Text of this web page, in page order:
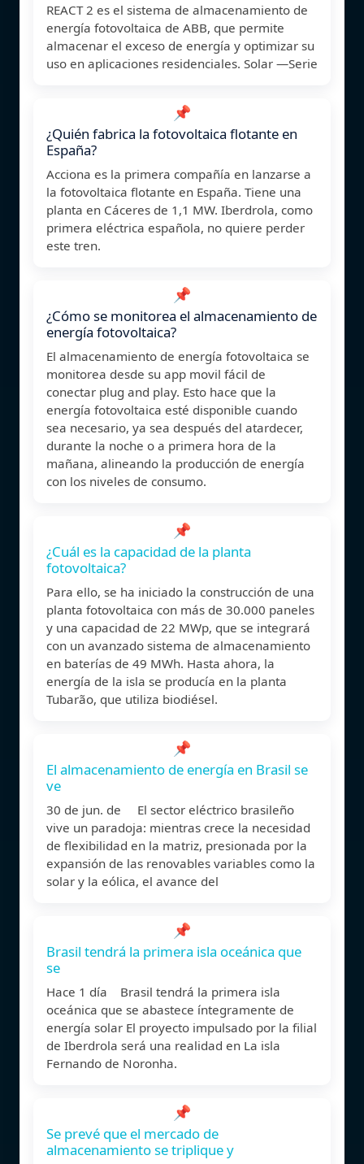
REACT 2 es el sistema de almacenamiento de
energía fotovoltaica de ABB, que permite
almacenar el exceso de energía y optimizar su
uso en aplicaciones residenciales. Solar —Serie
📌
¿Quién fabrica la fotovoltaica flotante en
España?
Acciona es la primera compañía en lanzarse a
la fotovoltaica flotante en España. Tiene una
planta en Cáceres de 1,1 MW. Iberdrola, como
primera eléctrica española, no quiere perder
este tren.
📌
¿Cómo se monitorea el almacenamiento de
energía fotovoltaica?
El almacenamiento de energía fotovoltaica se
monitorea desde su app movil fácil de
conectar plug and play. Esto hace que la
energía fotovoltaica esté disponible cuando
sea necesario, ya sea después del atardecer,
durante la noche o a primera hora de la
mañana, alineando la producción de energía
con los niveles de consumo.
📌
¿Cuál es la capacidad de la planta
fotovoltaica?
Para ello, se ha iniciado la construcción de una
planta fotovoltaica con más de 30.000 paneles
y una capacidad de 22 MWp, que se integrará
con un avanzado sistema de almacenamiento
en baterías de 49 MWh. Hasta ahora, la
energía de la isla se producía en la planta
Tubarão, que utiliza biodiésel.
📌
El almacenamiento de energía en Brasil se
ve
30 de jun. de El sector eléctrico brasileño
vive un paradoja: mientras crece la necesidad
de flexibilidad en la matriz, presionada por la
expansión de las renovables variables como la
solar y la eólica, el avance del
📌
Brasil tendrá la primera isla oceánica que
se
Hace 1 día Brasil tendrá la primera isla
oceánica que se abastece íntegramente de
energía solar El proyecto impulsado por la filial
de Iberdrola será una realidad en La isla
Fernando de Noronha.
📌
Se prevé que el mercado de
almacenamiento se triplique y